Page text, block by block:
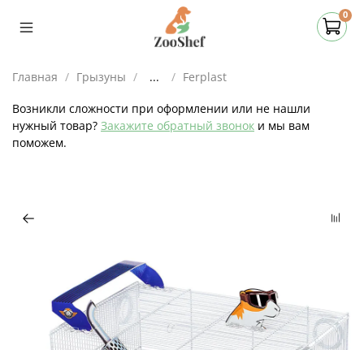
0
Главная Грызуны ... Ferplast
Возникли сложности при оформлении или не нашли
нужный товар? Закажите обратный звонок и мы вам
поможем.